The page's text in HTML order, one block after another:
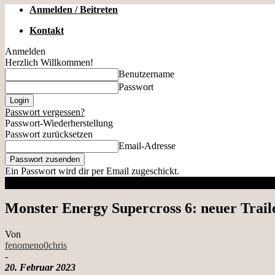
Anmelden / Beitreten
Kontakt
Anmelden
Herzlich Willkommen!
Benutzername
Passwort
Passwort vergessen?
Passwort-Wiederherstellung
Passwort zurücksetzen
Email-Adresse
Ein Passwort wird dir per Email zugeschickt.
Monster Energy Supercross 6: neuer
Von
fenomeno0chris
-
20. Februar 2023